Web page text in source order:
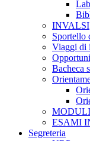
INVALSI
Sportello
Viaggi di
Bacheca
ESAMI
Segreteria